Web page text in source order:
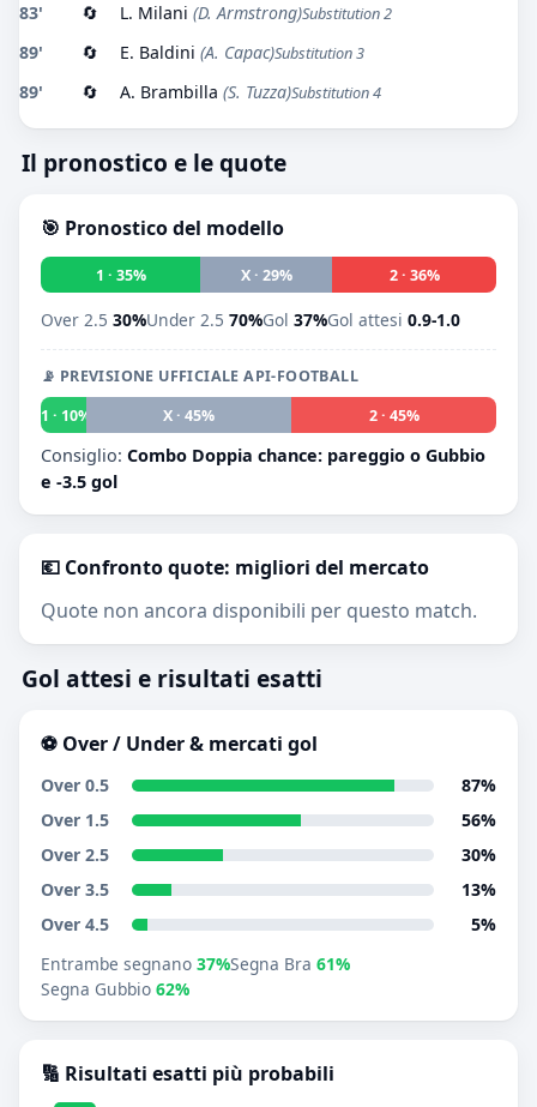
83' 🔄 L. Milani (D. Armstrong)Substitution 2
89' 🔄 E. Baldini (A. Capac)Substitution 3
89' 🔄 A. Brambilla (S. Tuzza)Substitution 4
Il pronostico e le quote
🎯 Pronostico del modello
1 · 35% X · 29% 2 · 36%
Over 2.5 30%Under 2.5 70%Gol 37%Gol attesi 0.9-1.0
📡 PREVISIONE UFFICIALE API-FOOTBALL
1 · 10%
X · 45% 2 · 45%
Consiglio: Combo Doppia chance: pareggio o Gubbio
e -3.5 gol
💶 Confronto quote: migliori del mercato
Quote non ancora disponibili per questo match.
Gol attesi e risultati esatti
⚽ Over / Under & mercati gol
Over 0.5
87%
Over 1.5
56%
Over 2.5
30%
Over 3.5
13%
Over 4.5
5%
Entrambe segnano 37%Segna Bra 61%
Segna Gubbio 62%
🔢 Risultati esatti più probabili